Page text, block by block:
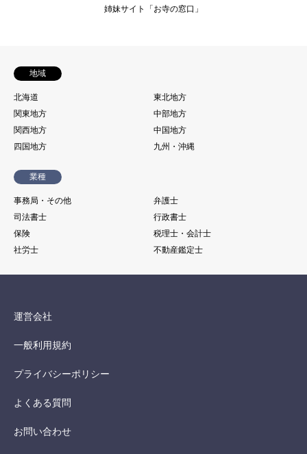
姉妹サイト「お寺の窓口」
地域
北海道
東北地方
関東地方
中部地方
関西地方
中国地方
四国地方
九州・沖縄
業種
事務局・その他
弁護士
司法書士
行政書士
保険
税理士・会計士
社労士
不動産鑑定士
運営会社
一般利用規約
プライバシーポリシー
よくある質問
お問い合わせ